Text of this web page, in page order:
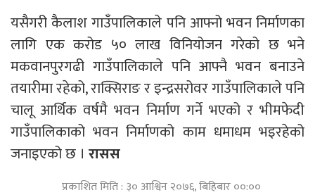
यसैगरी कैलाश गाउँपालिकाले पनि आफ्नो भवन निर्माणका
लागि एक करोड ५० लाख विनियोजन गरेको छ भने
मकवानपुरगढी गाउँपालिकाले पनि आफ्नै भवन बनाउने
तयारीमा रहेको, राक्सिराङ र इन्द्रसरोवर गाउँपालिकाले पनि
चालू आर्थिक वर्षमै भवन निर्माण गर्ने भएको र भीमफेदी
गाउँपालिकाको भवन निर्माणको काम धमाधम भइरहेको
जनाइएको छ । रासस
प्रकाशित मिति : ३० आश्विन २०७६, बिहिबार ००:००